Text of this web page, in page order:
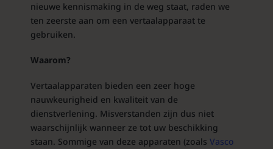
nieuwe kennismaking in de weg staat, raden we
ten zeerste aan om een ​​vertaalapparaat te
gebruiken.
Waarom?
Vertaalapparaten bieden een zeer hoge
nauwkeurigheid en kwaliteit van de
dienstverlening. Misverstanden zijn dus niet
waarschijnlijk wanneer ze tot uw beschikking
staan. Sommige van deze apparaten (zoals Vasco